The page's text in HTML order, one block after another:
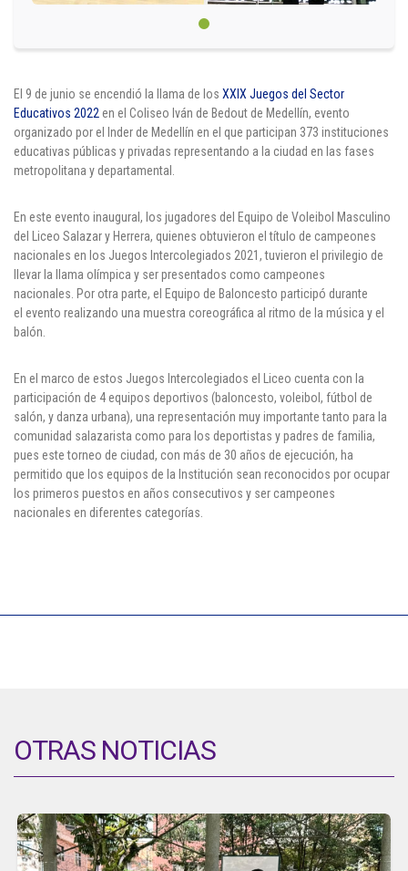
El 9 de junio se encendió la llama de los XXIX Juegos del Sector
Educativos 2022 en el Coliseo Iván de Bedout de Medellín, evento
organizado por el Inder de Medellín en el que participan 373 instituciones
educativas públicas y privadas representando a la ciudad en las fases
metropolitana y departamental.
En este evento inaugural, los jugadores del Equipo de Voleibol Masculino
del Liceo Salazar y Herrera, quienes obtuvieron el título de campeones
nacionales en los Juegos Intercolegiados 2021, tuvieron el privilegio de
llevar la llama olímpica y ser presentados como campeones
nacionales. Por otra parte, el Equipo de Baloncesto participó durante
el evento realizando una muestra coreográfica al ritmo de la música y el
balón.
En el marco de estos Juegos Intercolegiados el Liceo cuenta con la
participación de 4 equipos deportivos (baloncesto, voleibol, fútbol de
salón, y danza urbana), una representación muy importante tanto para la
comunidad salazarista como para los deportistas y padres de familia,
pues este torneo de ciudad, con más de 30 años de ejecución, ha
permitido que los equipos de la Institución sean reconocidos por ocupar
los primeros puestos en años consecutivos y ser campeones
nacionales en diferentes categorías.
OTRAS NOTICIAS
Línea de Atención al Cliente
+574 460 07 07
Cl 42 C 86-17
Medellín - Colombia - Suramérica